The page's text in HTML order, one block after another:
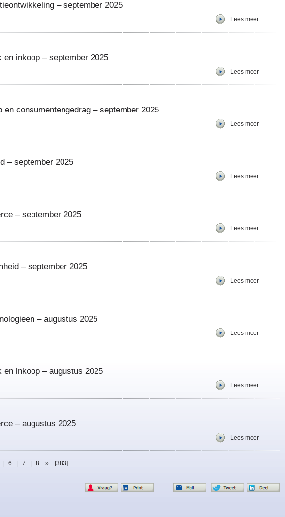
– september 2025
Lees meer
en inkoop – september 2025
Lees meer
en consumentengedrag – september 2025
Lees meer
– september 2025
Lees meer
– september 2025
Lees meer
– september 2025
Lees meer
– augustus 2025
Lees meer
en inkoop – augustus 2025
Lees meer
– augustus 2025
Lees meer
6 7 8 » [383]